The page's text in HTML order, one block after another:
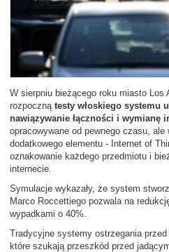
W sierpniu bieżącego roku miasto Los
rozpoczną testy włoskiego systemu
nawiązywanie łączności i wymianę
opracowywane od pewnego czasu,
dodatkowego elementu - Internet of
oznakowanie każdego przedmiotu i
internecie.
Symulacje wykazały, że system
Marco Roccettiego pozwala na
wypadkami o 40%.
Tradycyjne systemy ostrzegania
które szukają przeszkód przed